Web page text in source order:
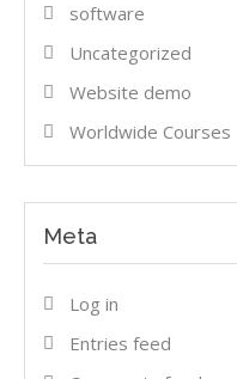
software
Uncategorized
Website demo
Worldwide Courses
Meta
Log in
Entries feed